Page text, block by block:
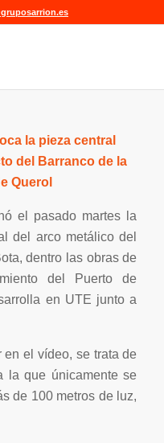
la pieza central
del Barranco de la
Querol
el pasado martes la
del arco metálico del
dentro las obras de
del Puerto de
en UTE junto a
en el vídeo, se trata de
la que únicamente se
de 100 metros de luz,